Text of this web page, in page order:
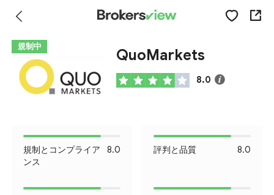
規制中 QuoMarkets
8.0
規制とコンプライア
ンス
8.0 評判と品質 8.0